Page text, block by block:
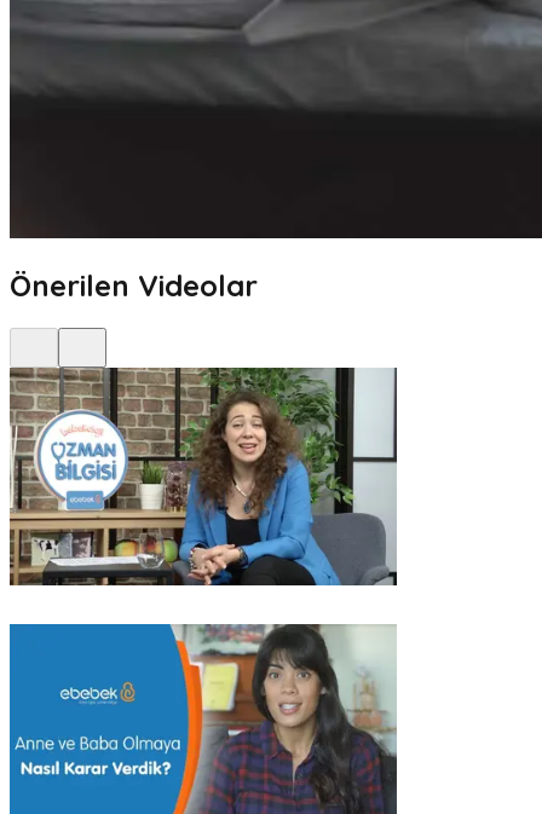
Önerilen Videolar